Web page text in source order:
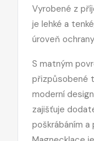
Vyrobené z
je lehké a
úroveň
S matným
přizpůsobené
moderní
zajišťuje
poškrábáním